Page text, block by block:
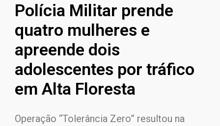
Polícia Militar prende
quatro mulheres e
apreende dois
adolescentes por tráfico
em Alta Floresta
Operação “Tolerância Zero” resultou na